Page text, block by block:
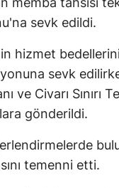
sevk edildi.
hizmet
sevk
ve Civarı Sınırı
gönderildi.
temenni etti.